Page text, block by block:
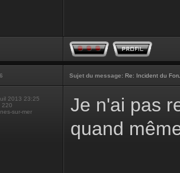
Sujet du message: Re: Incident du
2013 23:25
220
sur-mer
Je n'ai pas
quand